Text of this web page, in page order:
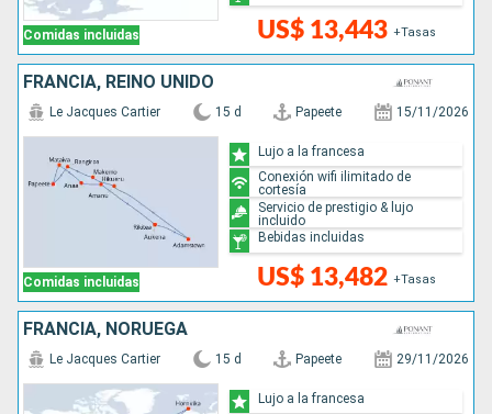
Comidas incluidas US$ 13,443 +Tasas
FRANCIA, REINO UNIDO
Comidas incluidas
Le Jacques Cartier 15 d Papeete 15/11/2026
US$ 13,482 +Tasas
Lujo a la francesa
Conexión wifi ilimitado de
cortesía
Servicio de prestigio & lujo
incluido
Bebidas incluidas
FRANCIA, NORUEGA
Le Jacques Cartier 15 d Papeete 29/11/2026
Lujo a la francesa